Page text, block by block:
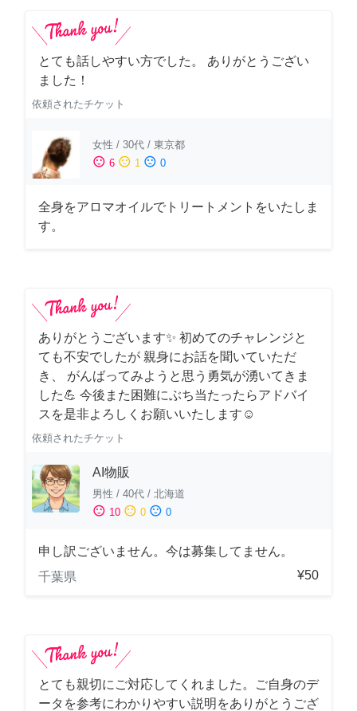
とても話しやすい方でした。 ありがとうござい
ました！
依頼されたチケット
女性 / 30代 / 東京都
sentiment_satisfied 6 sentiment_neutral 1 sentiment_dissatisfied 0
全身をアロマオイルでトリートメントをいたしま
す。
ありがとうございます✨ 初めてのチャレンジと
ても不安でしたが 親身にお話を聞いていただ
き、 がんばってみようと思う勇気が湧いてきま
した💪 今後また困難にぶち当たったらアドバイ
スを是非よろしくお願いいたします☺️
依頼されたチケット
AI物販
男性 / 40代 / 北海道
sentiment_satisfied 10 sentiment_neutral 0 sentiment_dissatisfied 0
申し訳ございません。今は募集してません。
千葉県
¥50
とても親切にご対応してくれました。ご自身のデ
ータを参考にわかりやすい説明をありがとうござ